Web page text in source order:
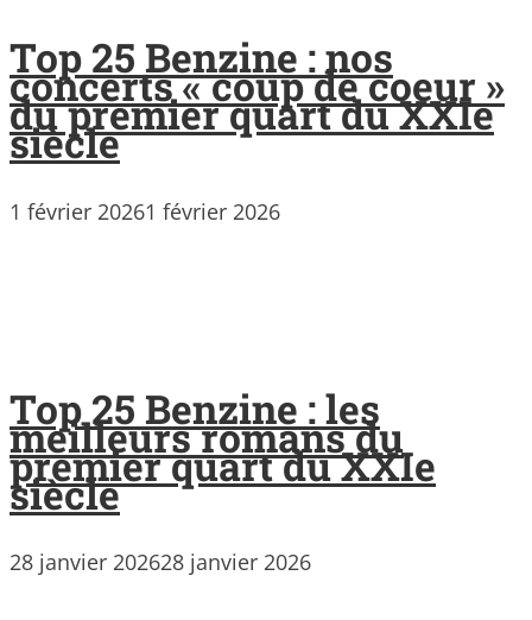
Top 25 Benzine : nos
concerts « coup de coeur »
du premier quart du XXIe
siècle
1 février 20261 février 2026
Top 25 Benzine : les
meilleurs romans du
premier quart du XXIe
siècle
28 janvier 202628 janvier 2026